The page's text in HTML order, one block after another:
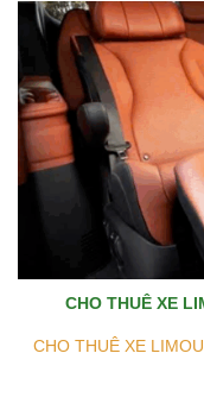
CHO THUÊ XE
CHO THUÊ XE